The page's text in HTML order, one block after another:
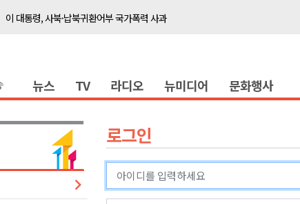
이 대통령, 사북·납북귀환어부 국가폭력 사과
이광재 국회 예결위원장, 강릉시 초청 특별 강연
육동한 시장, 국제스케이트장 춘천 유치 건의
영월군, 국·도비 확보 보고회 개최
삼척 공공산후조리원 이전 시급
강원자치도교육청 교감급 이상 387명 인사
뉴스 TV 라디오 뉴미디어 문화행사
로그인